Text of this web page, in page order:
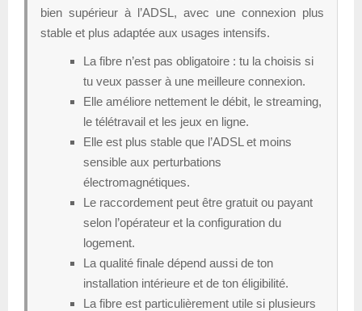
bien supérieur à l’ADSL, avec une connexion plus
stable et plus adaptée aux usages intensifs.
La fibre n’est pas obligatoire : tu la choisis si
tu veux passer à une meilleure connexion.
Elle améliore nettement le débit, le streaming,
le télétravail et les jeux en ligne.
Elle est plus stable que l’ADSL et moins
sensible aux perturbations
électromagnétiques.
Le raccordement peut être gratuit ou payant
selon l’opérateur et la configuration du
logement.
La qualité finale dépend aussi de ton
installation intérieure et de ton éligibilité.
La fibre est particulièrement utile si plusieurs